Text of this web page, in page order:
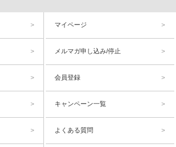
マイページ
メルマガ申し込み/停止
会員登録
キャンペーン一覧
よくある質問